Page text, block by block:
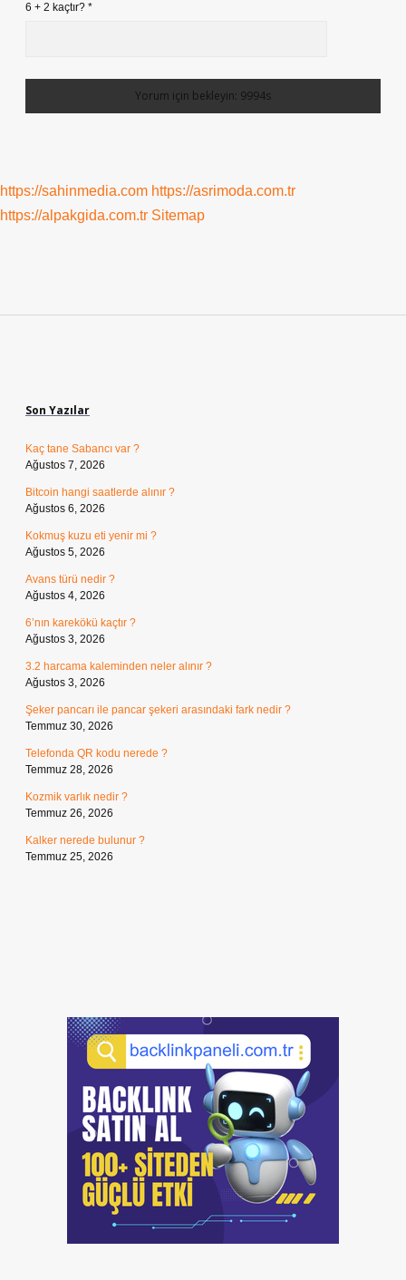
6 + 2 kaçtır? *
https://sahinmedia.com https://asrimoda.com.tr
https://alpakgida.com.tr Sitemap
Son Yazılar
Kaç tane Sabancı var ?
Ağustos 7, 2026
Bitcoin hangi saatlerde alınır ?
Ağustos 6, 2026
Kokmuş kuzu eti yenir mi ?
Ağustos 5, 2026
Avans türü nedir ?
Ağustos 4, 2026
6’nın karekökü kaçtır ?
Ağustos 3, 2026
3.2 harcama kaleminden neler alınır ?
Ağustos 3, 2026
Şeker pancarı ile pancar şekeri arasındaki fark nedir ?
Temmuz 30, 2026
Telefonda QR kodu nerede ?
Temmuz 28, 2026
Kozmik varlık nedir ?
Temmuz 26, 2026
Kalker nerede bulunur ?
Temmuz 25, 2026